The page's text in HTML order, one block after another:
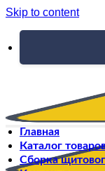
Skip to content
Главная
Каталог
Сборка